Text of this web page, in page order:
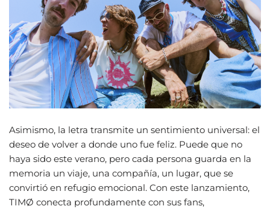
Asimismo, la letra transmite un sentimiento universal: el
deseo de volver a donde uno fue feliz. Puede que no
haya sido este verano, pero cada persona guarda en la
memoria un viaje, una compañía, un lugar, que se
convirtió en refugio emocional. Con este lanzamiento,
TIMØ conecta profundamente con sus fans,